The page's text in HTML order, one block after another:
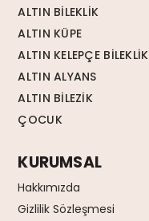
ALTIN BİLEKLİK
ALTIN KÜPE
ALTIN KELEPÇE BİLEKLİK
ALTIN ALYANS
ALTIN BİLEZİK
ÇOCUK
KURUMSAL
Hakkımızda
Gizlilik Sözleşmesi